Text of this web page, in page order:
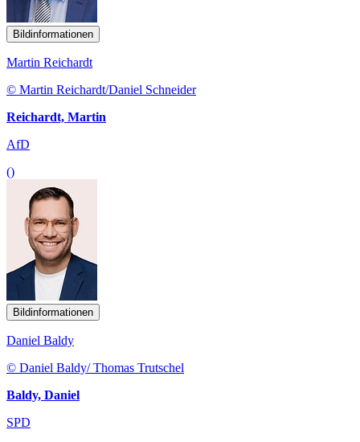
Bildinformationen
Martin Reichardt
© Martin Reichardt/Daniel Schneider
Reichardt, Martin
AfD
()
Bildinformationen
Daniel Baldy
© Daniel Baldy/ Thomas Trutschel
Baldy, Daniel
SPD